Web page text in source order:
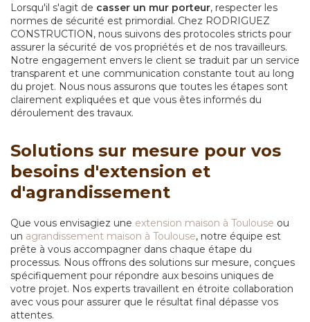
Lorsqu'il s'agit de casser un mur porteur, respecter les
normes de sécurité est primordial. Chez RODRIGUEZ
CONSTRUCTION, nous suivons des protocoles stricts pour
assurer la sécurité de vos propriétés et de nos travailleurs.
Notre engagement envers le client se traduit par un service
transparent et une communication constante tout au long
du projet. Nous nous assurons que toutes les étapes sont
clairement expliquées et que vous êtes informés du
déroulement des travaux.
Solutions sur mesure pour vos
besoins d'extension et
d'agrandissement
Que vous envisagiez une extension maison à Toulouse ou
un agrandissement maison à Toulouse, notre équipe est
prête à vous accompagner dans chaque étape du
processus. Nous offrons des solutions sur mesure, conçues
spécifiquement pour répondre aux besoins uniques de
votre projet. Nos experts travaillent en étroite collaboration
avec vous pour assurer que le résultat final dépasse vos
attentes.